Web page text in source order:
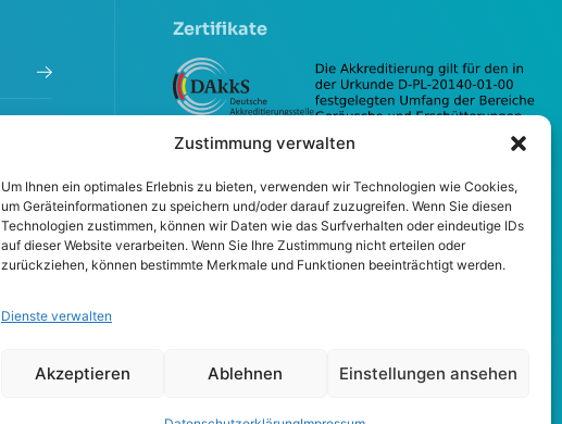
Zustimmung verwalten
Um Ihnen ein optimales Erlebnis zu bieten, verwenden wir Technologien wie Cookies,
um Geräteinformationen zu speichern und/oder darauf zuzugreifen. Wenn Sie diesen
Technologien zustimmen, können wir Daten wie das Surfverhalten oder eindeutige IDs
auf dieser Website verarbeiten. Wenn Sie Ihre Zustimmung nicht erteilen oder
zurückziehen, können bestimmte Merkmale und Funktionen beeinträchtigt werden.
Dienste verwalten
Akzeptieren Ablehnen Einstellungen ansehen
Zertifikate